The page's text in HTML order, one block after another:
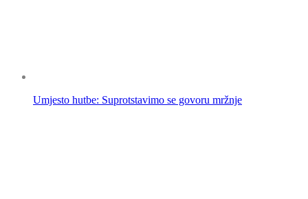
Umjesto hutbe: Suprotstavimo se govoru mržnje